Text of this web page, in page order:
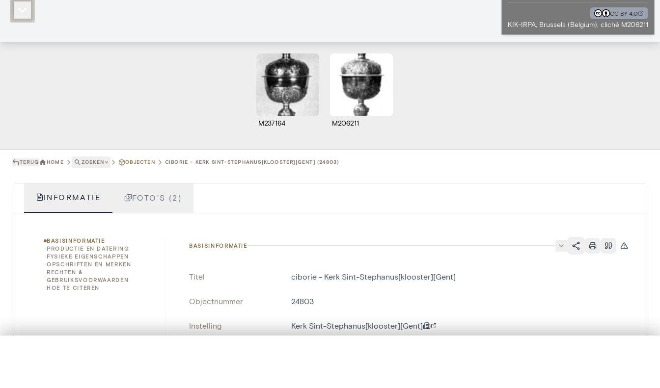
CC BY 4.0
KIK-IRPA, Brussels (Belgium), cliché M206211
M237164 M206211
TERUG HOME ZOEKEN ˅ OBJECTEN CIBORIE - KERK SINT-STEPHANUS[KLOOSTER][GENT] (24803)
INFORMATIE FOTO'S (2)
BASISINFORMATIE
PRODUCTIE EN DATERING
FYSIEKE EIGENSCHAPPEN
OPSCHRIFTEN EN MERKEN
RECHTEN &
GEBRUIKSVOORWAARDEN
HOE TE CITEREN
BASISINFORMATIE
Titel ciborie - Kerk Sint-Stephanus[klooster][Gent]
Objectnummer 24803
Instelling Kerk Sint-Stephanus[klooster][Gent]